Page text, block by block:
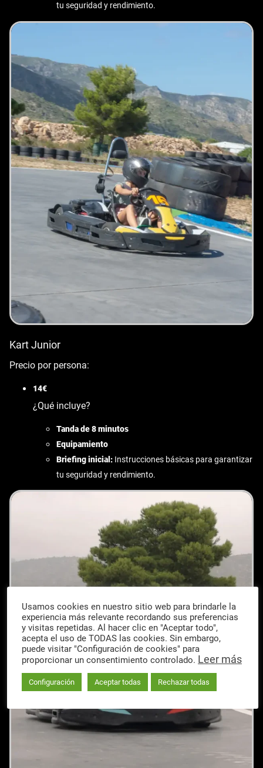
tu seguridad y rendimiento.
Kart Junior
Precio por persona:
14€
¿Qué incluye?
Tanda de 8 minutos
Equipamiento
Briefing inicial: Instrucciones básicas para garantizar
tu seguridad y rendimiento.
Usamos cookies en nuestro sitio web para brindarle la
experiencia más relevante recordando sus preferencias
y visitas repetidas. Al hacer clic en "Aceptar todo",
acepta el uso de TODAS las cookies. Sin embargo,
puede visitar "Configuración de cookies" para
proporcionar un consentimiento controlado. Leer más
Configuración Aceptar todas Rechazar todas